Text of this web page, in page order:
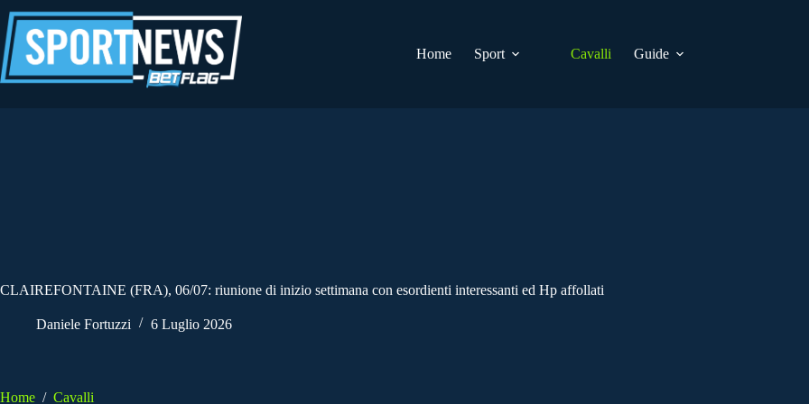
al
contenuto
Home
Sport Cavalli Guide
CLAIREFONTAINE (FRA), 06/07: riunione di inizio settimana con esordienti interessanti ed Hp affollati
Daniele Fortuzzi 6 Luglio 2026
Home / Cavalli